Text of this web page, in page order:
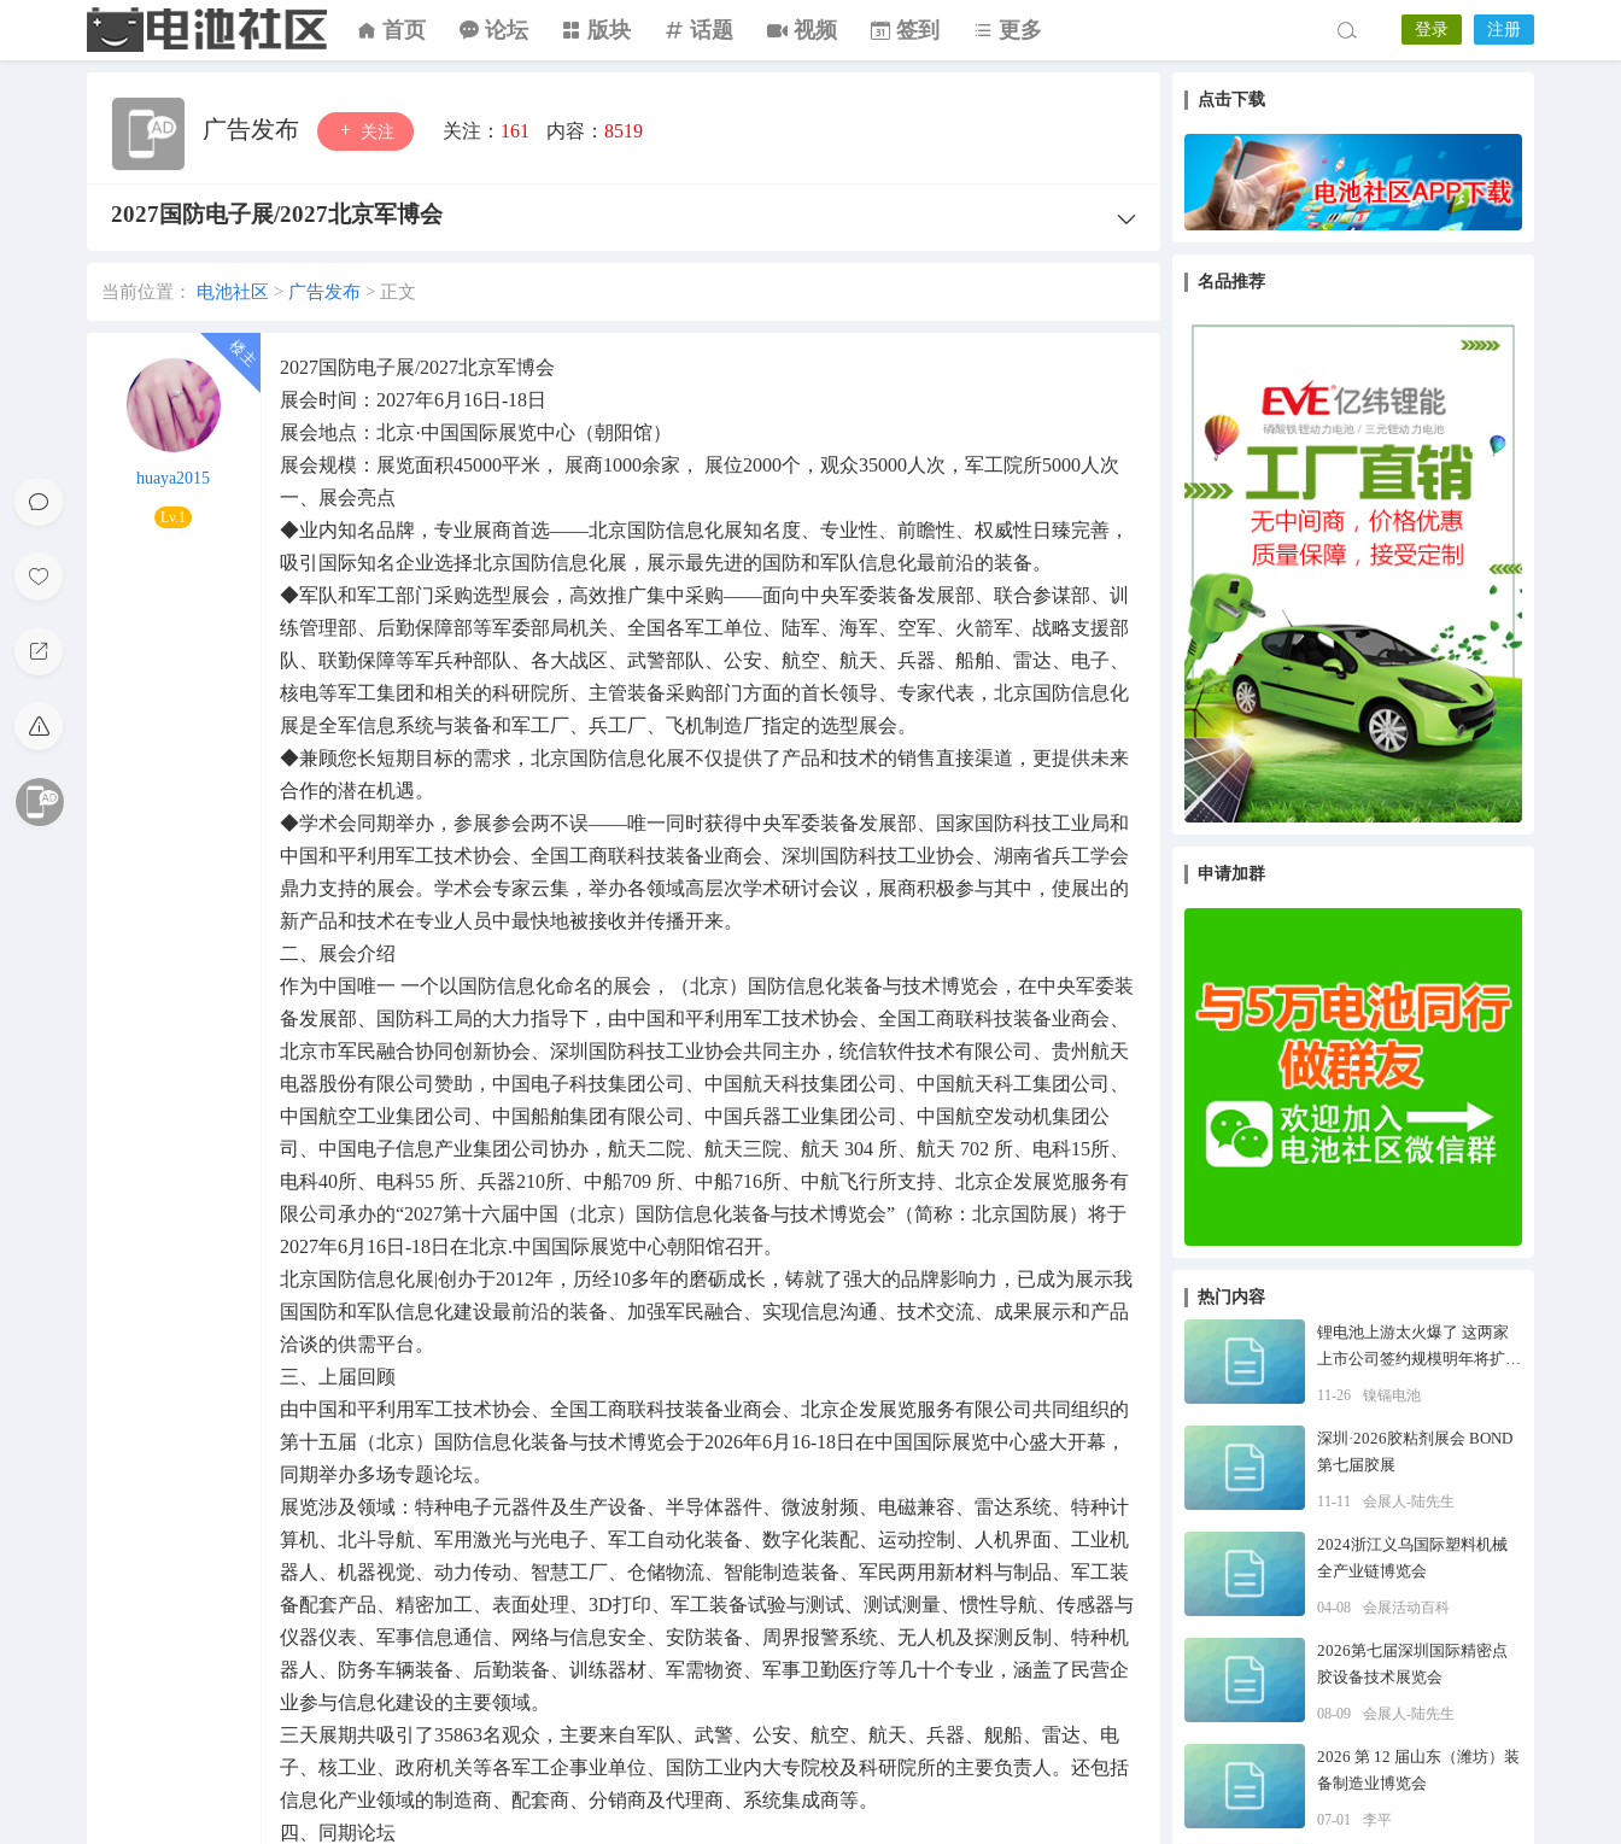
首页 论坛 版块 话题 视频 签到 更多 登录 注册
广告发布 关注 关注： 161 内容： 8519
2027国防电子展/2027北京军博会
当前位置： 电池社区 > 广告发布 > 正文
huaya2015
Lv.1
2027国防电子展/2027北京军博会
展会时间：2027年6月16日-18日
展会地点：北京·中国国际展览中心（朝阳馆）
展会规模：展览面积45000平米， 展商1000余家， 展位2000个，观众35000人次，军工院所5000人次
一、展会亮点
◆业内知名品牌，专业展商首选——北京国防信息化展知名度、专业性、前瞻性、权威性日臻完善，
吸引国际知名企业选择北京国防信息化展，展示最先进的国防和军队信息化最前沿的装备。
◆军队和军工部门采购选型展会，高效推广集中采购——面向中央军委装备发展部、联合参谋部、训
练管理部、后勤保障部等军委部局机关、全国各军工单位、陆军、海军、空军、火箭军、战略支援部
队、联勤保障等军兵种部队、各大战区、武警部队、公安、航空、航天、兵器、船舶、雷达、电子、
核电等军工集团和相关的科研院所、主管装备采购部门方面的首长领导、专家代表，北京国防信息化
展是全军信息系统与装备和军工厂、兵工厂、飞机制造厂指定的选型展会。
◆兼顾您长短期目标的需求，北京国防信息化展不仅提供了产品和技术的销售直接渠道，更提供未来
合作的潜在机遇。
◆学术会同期举办，参展参会两不误——唯一同时获得中央军委装备发展部、国家国防科技工业局和
中国和平利用军工技术协会、全国工商联科技装备业商会、深圳国防科技工业协会、湖南省兵工学会
鼎力支持的展会。学术会专家云集，举办各领域高层次学术研讨会议，展商积极参与其中，使展出的
新产品和技术在专业人员中最快地被接收并传播开来。
二、展会介绍
作为中国唯一 一个以国防信息化命名的展会，（北京）国防信息化装备与技术博览会，在中央军委装
备发展部、国防科工局的大力指导下，由中国和平利用军工技术协会、全国工商联科技装备业商会、
北京市军民融合协同创新协会、深圳国防科技工业协会共同主办，统信软件技术有限公司、贵州航天
电器股份有限公司赞助，中国电子科技集团公司、中国航天科技集团公司、中国航天科工集团公司、
中国航空工业集团公司、中国船舶集团有限公司、中国兵器工业集团公司、中国航空发动机集团公
司、中国电子信息产业集团公司协办，航天二院、航天三院、航天 304 所、航天 702 所、电科15所、
电科40所、电科55 所、兵器210所、中船709 所、中船716所、中航飞行所支持、北京企发展览服务有
限公司承办的“2027第十六届中国（北京）国防信息化装备与技术博览会”（简称：北京国防展）将于
2027年6月16日-18日在北京.中国国际展览中心朝阳馆召开。
北京国防信息化展|创办于2012年，历经10多年的磨砺成长，铸就了强大的品牌影响力，已成为展示我
国国防和军队信息化建设最前沿的装备、加强军民融合、实现信息沟通、技术交流、成果展示和产品
洽谈的供需平台。
三、上届回顾
由中国和平利用军工技术协会、全国工商联科技装备业商会、北京企发展览服务有限公司共同组织的
第十五届（北京）国防信息化装备与技术博览会于2026年6月16-18日在中国国际展览中心盛大开幕，
同期举办多场专题论坛。
展览涉及领域：特种电子元器件及生产设备、半导体器件、微波射频、电磁兼容、雷达系统、特种计
算机、北斗导航、军用激光与光电子、军工自动化装备、数字化装配、运动控制、人机界面、工业机
器人、机器视觉、动力传动、智慧工厂、仓储物流、智能制造装备、军民两用新材料与制品、军工装
备配套产品、精密加工、表面处理、3D打印、军工装备试验与测试、测试测量、惯性导航、传感器与
仪器仪表、军事信息通信、网络与信息安全、安防装备、周界报警系统、无人机及探测反制、特种机
器人、防务车辆装备、后勤装备、训练器材、军需物资、军事卫勤医疗等几十个专业，涵盖了民营企
业参与信息化建设的主要领域。
三天展期共吸引了35863名观众，主要来自军队、武警、公安、航空、航天、兵器、舰船、雷达、电
子、核工业、政府机关等各军工企事业单位、国防工业内大专院校及科研院所的主要负责人。还包括
信息化产业领域的制造商、配套商、分销商及代理商、系统集成商等。
四、同期论坛
点击下载
名品推荐
申请加群
热门内容
锂电池上游太火爆了 这两家
上市公司签约规模明年将扩大
10倍
11-26 镍镉电池
深圳·2026胶粘剂展会 BOND
第七届胶展
11-11 会展人-陆先生
2024浙江义乌国际塑料机械
全产业链博览会
04-08 会展活动百科
2026第七届深圳国际精密点
胶设备技术展览会
08-09 会展人-陆先生
2026 第 12 届山东（潍坊）装
备制造业博览会
07-01 李平